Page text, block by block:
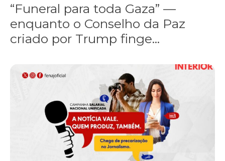
“Funeral para toda Gaza” —
enquanto o Conselho da Paz
criado por Trump finge...
Assinada nova CCT de jornais e revistas do interior